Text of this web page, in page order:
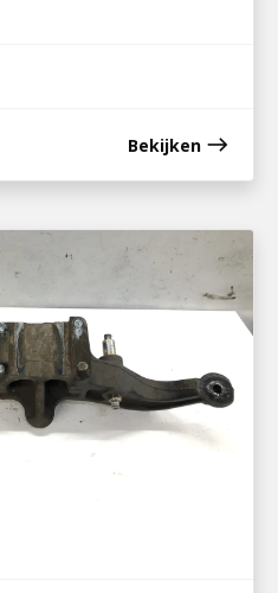
Bekijken east